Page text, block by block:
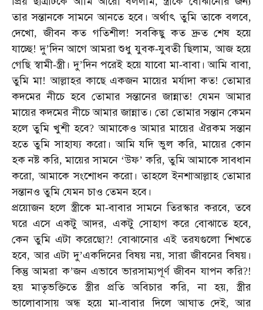
তার সন্তানকে সামনে আনতে হবে। অর্থাৎ তুমি তাকে বলবে,
দেখো,জীবন কত গতিশীল!সবকিছু কত দ্রুত শেষ হয়ে
যাচ্ছে!দু’দিন আগে আমরা শুধু যুবক-যুবতী ছিলাম,আজ হয়ে
গেছি স্বামী-স্ত্রী। দু’দিন পরেই হয়ে যাবো মা-বাবা। আমি বাবা,
তুমি মা!আল্লাহর কাছে একজন মায়ের মর্যাদা কত! তোমার
কদমের নীচে হবে তোমার সন্তানের জান্নাত! যেমন আমার
মায়ের কদমের নীচে আমার জান্নাত। তো তোমার সন্তান কেমন
হলে তুমি খুশী হবে?আমাকেও আমার মায়ের ঐরকম সন্তান
হতে তুমি সাহায্য করো। আমি যদি ভুল করি,মায়ের কোন
হক নষ্ট করি,মায়ের সামনে ‘উফ’করি,তুমি আমাকে সাবধান
করো,আমাকে সংশোধন করো। তাহলে ইনশাআল্লাহ তোমার
সন্তানও তুমি যেমন চাও তেমন হবে।
প্রয়োজন হলে স্ত্রীকে মা-বাবার সামনে তিরস্কার করবে,তবে
ঘরে এসে একটু আদর, একটু সোহাগ করে বোঝাতে হবে,
কেন তুমি এটা করেছো?! বোঝানোর এই তরযগুলো শিখতে
হবে,আর এটা দু’একদিনের বিষয় নয়,সারা জীবনের বিষয়।
কিন্তু আমরা ক’জন এভাবে ভারসাম্যপূর্ণ জীবন যাপন করি?!
হয় মাতৃভক্তিতে স্ত্রীর প্রতি অবিচার করি,না হয়,স্ত্রীর
ভালোবাসায় অন্ধ হয়ে মা-বাবার দিলে আঘাত দেই,আর